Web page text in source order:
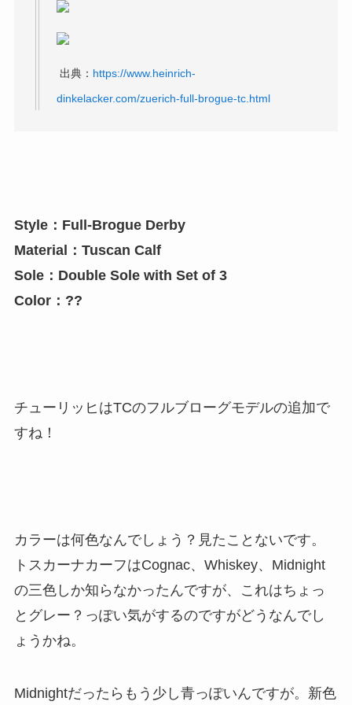
出典： https://www.heinrich-
dinkelacker.com/zuerich-full-brogue-tc.html
Style：Full-Brogue Derby
Material：Tuscan Calf
Sole：Double Sole with Set of 3
Color：??
チューリッヒはTCのフルブローグモデルの追加で
すね！
カラーは何色なんでしょう？見たことないです。
トスカーナカーフはCognac、Whiskey、Midnight
の三色しか知らなかったんですが、これはちょっ
とグレー？っぽい気がするのですがどうなんでし
ょうかね。
Midnightだったらもう少し青っぽいんですが。新色